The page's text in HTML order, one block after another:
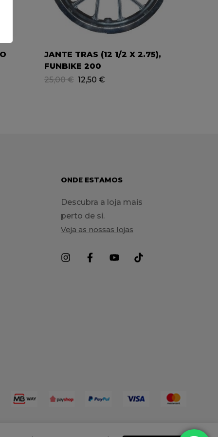
JANTE TRAS (12 1/2 X 2.75),
FUNBIKE 200
25,00€ 12,50 €
ONDE ESTAMOS
Descubra a loja mais
perto de si.
Veja as nossas lojas